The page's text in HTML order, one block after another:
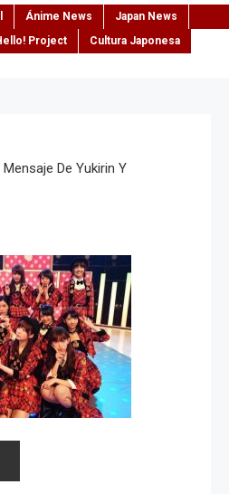
Ánime News
Japan News
Project
Cultura Japonesa
De Yukirin Y